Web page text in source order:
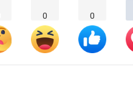
0 0